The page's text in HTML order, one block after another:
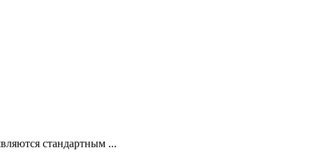
стандартным ...